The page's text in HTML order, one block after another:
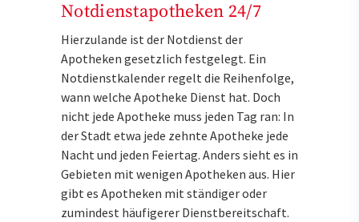
Notdienstapotheken 24/7
Hierzulande ist der Notdienst der
Apotheken gesetzlich festgelegt. Ein
Notdienstkalender regelt die Reihenfolge,
wann welche Apotheke Dienst hat. Doch
nicht jede Apotheke muss jeden Tag ran: In
der Stadt etwa jede zehnte Apotheke jede
Nacht und jeden Feiertag. Anders sieht es in
Gebieten mit wenigen Apotheken aus. Hier
gibt es Apotheken mit ständiger oder
zumindest häufigerer Dienstbereitschaft.